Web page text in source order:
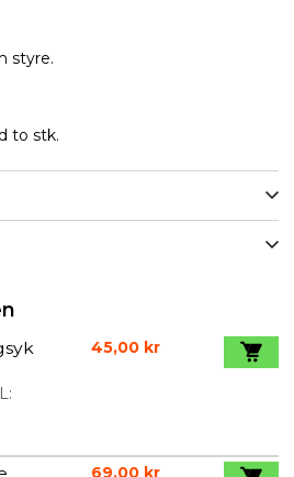
styre.
to stk.
45,00 kr
69,00 kr